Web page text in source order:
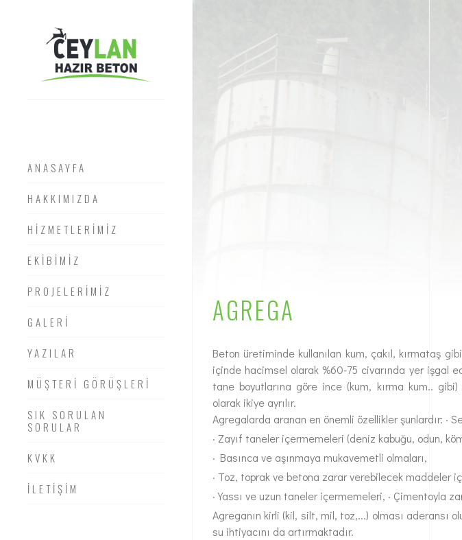
ANASAYFA
HAKKIMIZDA
HİZMETLERİMİZ
EKİBİMİZ
PROJELERİMİZ
GALERİ
YAZILAR
MÜŞTERİ GÖRÜŞLERİ
SIK SORULAN
SORULAR
KVKK
İLETİŞİM
AGREGA
Beton üretiminde kullanılan kum, çakıl, kırmataş
içinde hacimsel olarak %60-75 civarında yer işgal
tane boyutlarına göre ince (kum, kırma kum..
olarak ikiye ayrılır.
Agregalarda aranan en önemli özellikler şunlardır: ·
· Zayıf taneler içermemeleri (deniz kabuğu, odun,
· Basınca ve aşınmaya mukavemetli olmaları,
· Toz, toprak ve betona zarar verebilecek maddeler
· Yassı ve uzun taneler içermemeleri, · Çimentoyla
Agreganın kirli (kil, silt, mil, toz,...) olması aderansı
su ihtiyacını da artırmaktadır.